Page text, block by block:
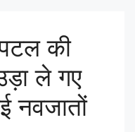
की
ले गए